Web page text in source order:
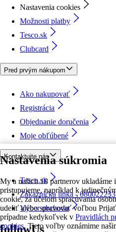
Nastavenia súkromia
My a našich 18 partnerov
pristupujeme, napríklad k
cookie, za účelom spracúvania
udeliť alebo spravovať voľbou
prípadne kedykoľvek v Pravidlách
cookies. Tieto voľby oznámime
Nastavenia cookies
Možnosti platby
Tesco.sk
Clubcard
Pred prvým nákupom
Ako nakupovať
Registrácia
Objednanie doručenia
Moje obľúbené
Kontaktujte nás
Tesco.sk
Zákaznícka linka -
Výber obchodu
followUs